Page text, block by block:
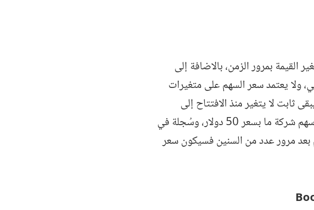
بمرور الزمن، بالاضافة إلى
ولا يعتمد سعر السهم على متغيرات
ثابت لا يتغير منذ الافتتاح إلى
الوصول إلى التصفية، على سبيل المثال، شراء شخص سهم شركة ما بسعر 50 دولار، وسُجلة في
بعد مرور عدد من السنين فسيكون سعر